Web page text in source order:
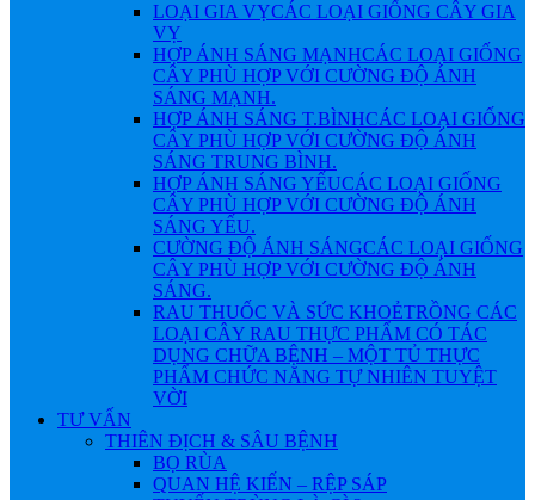
LOẠI GIA VỴCÁC LOẠI GIỐNG CÂY GIA
VỴ
HỢP ÁNH SÁNG MẠNHCÁC LOẠI GIỐNG
CÂY PHÙ HỢP VỚI CƯỜNG ĐỘ ÁNH
SÁNG MẠNH.
HỢP ÁNH SÁNG T.BÌNHCÁC LOẠI GIỐNG
CÂY PHÙ HỢP VỚI CƯỜNG ĐỘ ÁNH
SÁNG TRUNG BÌNH.
HỢP ÁNH SÁNG YẾUCÁC LOẠI GIỐNG
CÂY PHÙ HỢP VỚI CƯỜNG ĐỘ ÁNH
SÁNG YẾU.
CƯỜNG ĐỘ ÁNH SÁNGCÁC LOẠI GIỐNG
CÂY PHÙ HỢP VỚI CƯỜNG ĐỘ ÁNH
SÁNG.
RAU THUỐC VÀ SỨC KHOẺTRỒNG CÁC
LOẠI CÂY RAU THỰC PHẨM CÓ TÁC
DỤNG CHỮA BỆNH – MỘT TỦ THỰC
PHẨM CHỨC NĂNG TỰ NHIÊN TUYỆT
VỜI
TƯ VẤN
THIÊN ĐỊCH & SÂU BỆNH
BỌ RÙA
QUAN HỆ KIẾN – RỆP SÁP